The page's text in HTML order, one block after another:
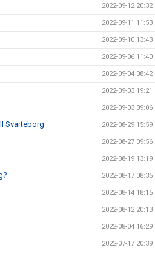
2022-09-12 20:32
2022-09-11 11:53
2022-09-10 13:43
2022-09-06 11:40
2022-09-04 08:42
2022-09-03 19:21
2022-09-03 09:06
Svarteborg 2022-08-29 15:59
2022-08-27 09:56
2022-08-19 13:19
2022-08-17 08:35
2022-08-14 18:15
2022-08-12 20:13
2022-08-04 16:29
2022-07-17 20:39